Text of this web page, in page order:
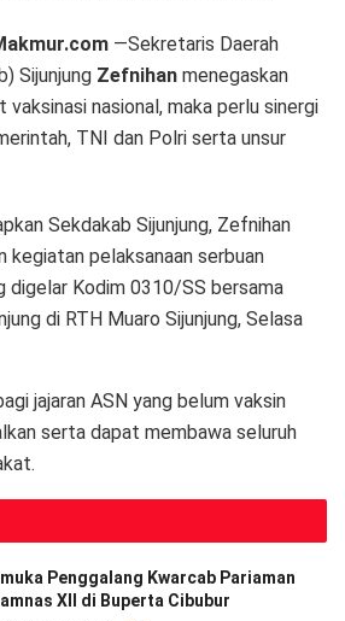
—Sekretaris Daerah
Sijunjung Zefnihan menegaskan
nasional, maka perlu sinergi
TNI dan Polri serta unsur
Sekdakab Sijunjung, Zefnihan
kegiatan pelaksanaan serbuan
digelar Kodim 0310/SS bersama
di RTH Muaro Sijunjung, Selasa
jajaran ASN yang belum vaksin
serta dapat membawa seluruh
Penggalang Kwarcab Pariaman
XII di Buperta Cibubur